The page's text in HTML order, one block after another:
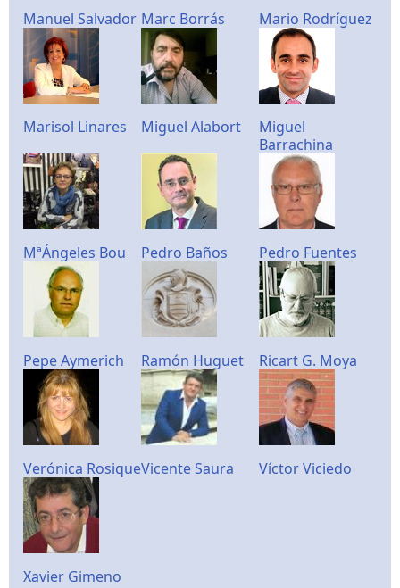
Manuel Salvador Marc Borrás Mario Rodríguez
Marisol Linares Miguel Alabort
Miguel
Barrachina
MªÁngeles Bou Pedro Baños Pedro Fuentes
Pepe Aymerich Ramón Huguet Ricart G. Moya
Verónica RosiqueVicente Saura Víctor Viciedo
Xavier Gimeno